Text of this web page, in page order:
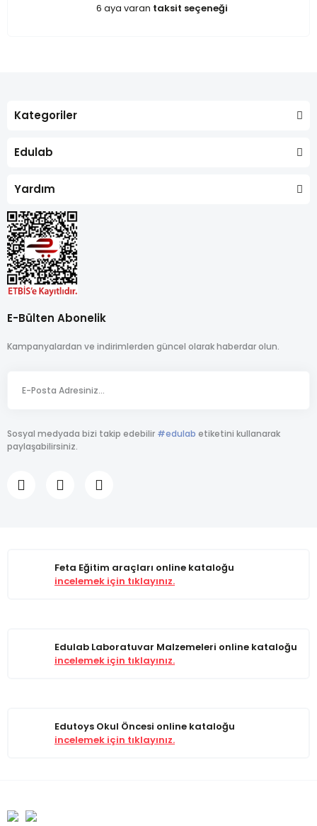
6 aya varan taksit seçeneği
Kategoriler
Edulab
Yardım
E-Bülten Abonelik
Kampanyalardan ve indirimlerden güncel olarak haberdar olun.
Sosyal medyada bizi takip edebilir #edulab etiketini kullanarak
paylaşabilirsiniz.
Feta Eğitim araçları online kataloğu
incelemek için tıklayınız.
Edulab Laboratuvar Malzemeleri online kataloğu
incelemek için tıklayınız.
Edutoys Okul Öncesi online kataloğu
incelemek için tıklayınız.